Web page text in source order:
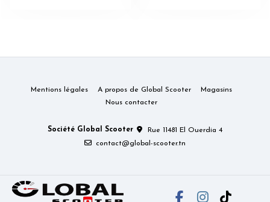
Mentions légales A propos de Global Scooter
Magasins
Nous contacter
Société Global Scooter
Rue 11481 El Ouerdia 4
contact@global-scooter.tn